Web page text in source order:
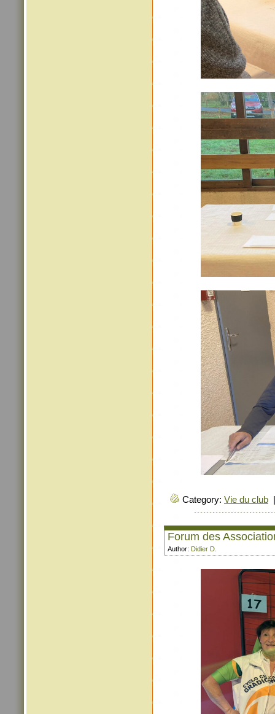
Category: Vie du club
Forum des
Author: Didier D.